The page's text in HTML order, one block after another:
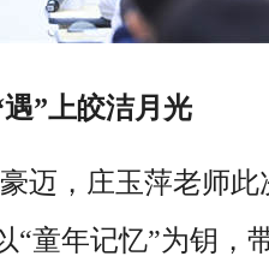
遇”上皎洁月光
迈，庄玉萍老师
“童年记忆”为钥，